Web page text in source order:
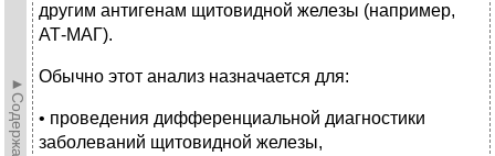
другим антигенам щитовидной железы (например,
АТ-МАГ).
Обычно этот анализ назначается для:
• проведения дифференциальной диагностики
заболеваний щитовидной железы,